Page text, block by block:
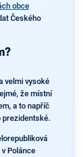
obce
Českého
velmi vysoké
že místní
a to napříč
prezidentské.
Polánce